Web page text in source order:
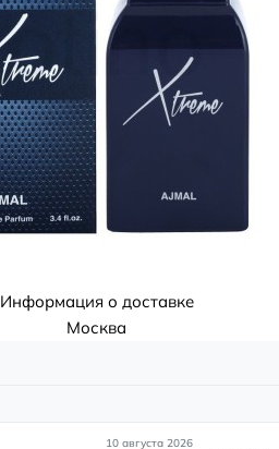
Информация о доставке
Москва
10 августа 2026